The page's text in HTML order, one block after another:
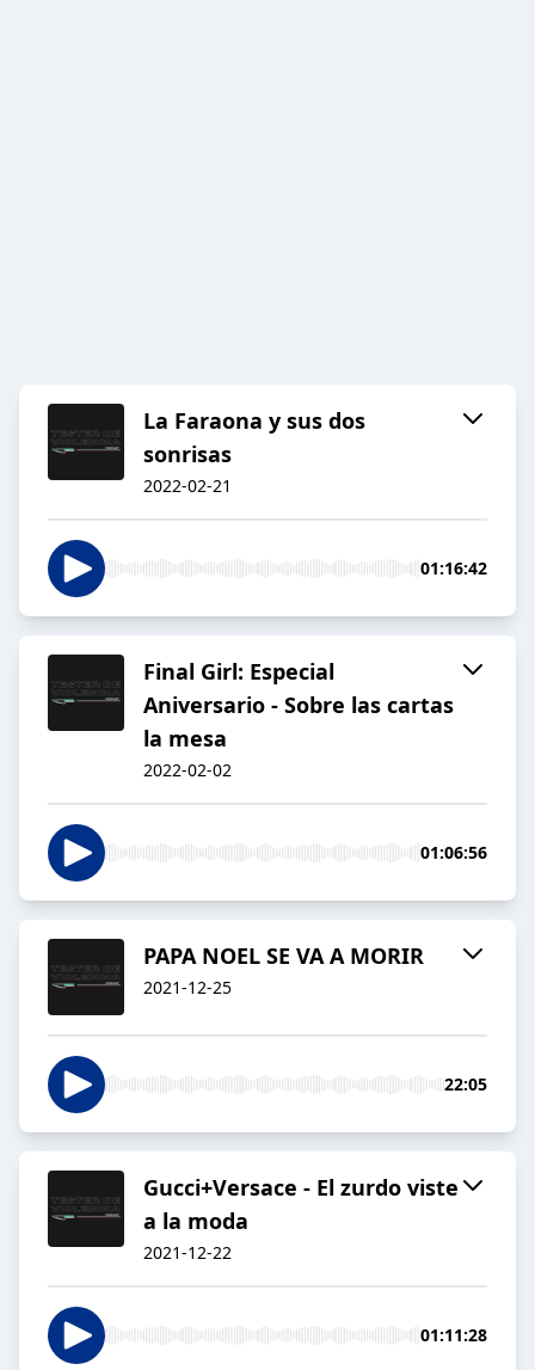
La Faraona y sus dos
sonrisas
2022-02-21
01:16:42
Final Girl: Especial
Aniversario - Sobre las cartas
la mesa
2022-02-02
01:06:56
PAPA NOEL SE VA A MORIR
2021-12-25
22:05
Gucci+Versace - El zurdo viste
a la moda
2021-12-22
01:11:28